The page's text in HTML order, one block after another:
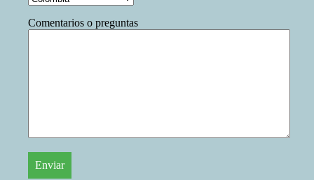
Comentarios o preguntas